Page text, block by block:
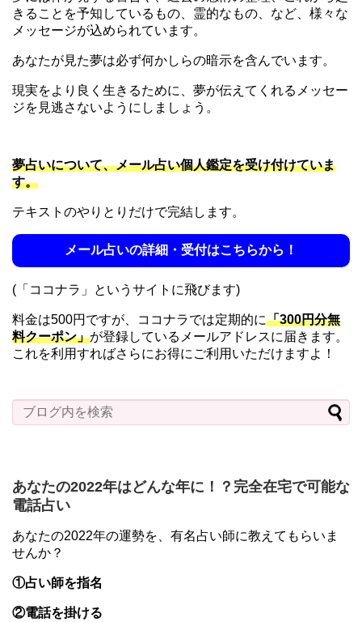
きることを予知しているもの、霊的なもの、など、様々な
メッセージが込められています。
あなたが見た夢は必ず何かしらの暗示を含んでいます。
現実をより良く生きるために、夢が伝えてくれるメッセー
ジを見逃さないようにしましょう。
夢占いについて、メール占い個人鑑定を受け付けていま
す。
テキストのやりとりだけで完結します。
メール占いの詳細・受付はこちらから！
(「ココナラ」というサイトに飛びます)
料金は500円ですが、ココナラでは定期的に「300円分無
料クーポン」が登録しているメールアドレスに届きます。
これを利用すればさらにお得にご利用いただけますよ！
あなたの2022年はどんな年に！？完全在宅で可能な
電話占い
あなたの2022年の運勢を、有名占い師に教えてもらいま
せんか？
①占い師を指名
②電話を掛ける